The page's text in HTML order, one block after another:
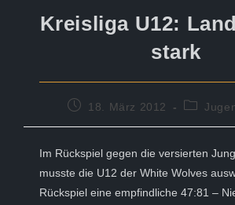
Kreisliga U12:
stark
Beitrag18. März 2012
Beitrags-
Im Rückspiel gegen die versierten
musste die U12 der White Wolves
Rückspiel eine empfindliche 47:81 –